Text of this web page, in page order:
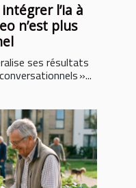
l’ia à
n’est plus
ses résultats
»...